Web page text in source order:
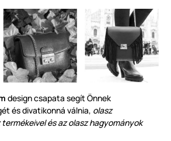
design csapata segít Önnek
és divatikonná válnia, olasz
és az olasz hagyományok